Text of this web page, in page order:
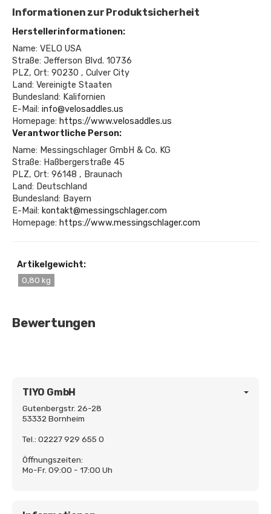
Informationen zur Produktsicherheit
Herstellerinformationen:
Name: VELO USA
Straße: Jefferson Blvd. 10736
PLZ, Ort: 90230 , Culver City
Land: Vereinigte Staaten
Bundesland: Kalifornien
E-Mail: info@velosaddles.us
Homepage: https://www.velosaddles.us
Verantwortliche Person:
Name: Messingschlager GmbH & Co. KG
Straße: Haßbergerstraße 45
PLZ, Ort: 96148 , Braunach
Land: Deutschland
Bundesland: Bayern
E-Mail: kontakt@messingschlager.com
Homepage: https://www.messingschlager.com
Artikelgewicht:
0,80 kg
Bewertungen
TIYO GmbH
Gutenbergstr. 26-28
53332 Bornheim
Tel.: 02227 929 655 0
Öffnungszeiten:
Mo-Fr. 09:00 - 17:00 Uh